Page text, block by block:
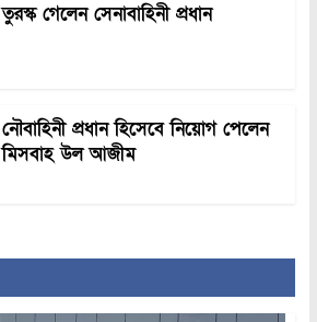
তুরস্ক গেলেন সেনাবাহিনী প্রধান
নৌবাহিনী প্রধান হিসেবে নিয়োগ পেলেন
মিসবাহ উল আজীম